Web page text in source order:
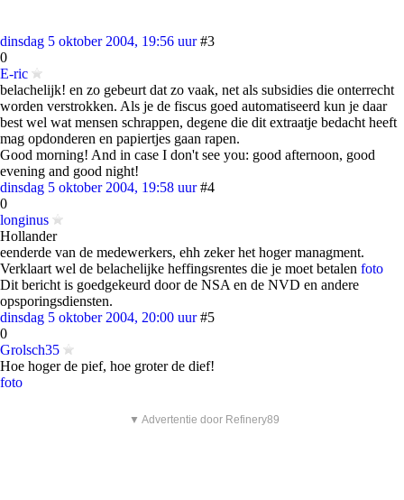
dinsdag 5 oktober 2004, 19:56 uur #3
0
E-ric
belachelijk! en zo gebeurt dat zo vaak, net als subsidies die onterrecht
worden verstrokken. Als je de fiscus goed automatiseerd kun je daar
best wel wat mensen schrappen, degene die dit extraatje bedacht heeft
mag opdonderen en papiertjes gaan rapen.
Good morning! And in case I don't see you: good afternoon, good
evening and good night!
dinsdag 5 oktober 2004, 19:58 uur #4
0
longinus
Hollander
eenderde van de medewerkers, ehh zeker het hoger managment.
Verklaart wel de belachelijke heffingsrentes die je moet betalen foto
Dit bericht is goedgekeurd door de NSA en de NVD en andere
opsporingsdiensten.
dinsdag 5 oktober 2004, 20:00 uur #5
0
Grolsch35
Hoe hoger de pief, hoe groter de dief!
foto
▼ Advertentie door Refinery89